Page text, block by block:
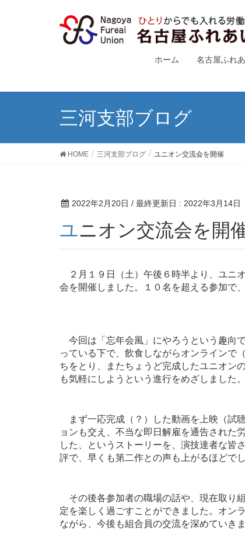
ホーム 名古屋ふれ
三河支部ブログ
HOME 三河支部ブログ ユニオン交流会を開催
2022年2月20日 / 最終更新日 : 2022年3月14日
ユニオン交流会を開
２月１９日（土）午後６時半より、ユニ
会を開催しました。１０名を超える参加で
今回は「忘年会風」にやろうという趣向
っている下で、飲食しながらオンラインで
ちをとり、またちょうど完成したユニオン
も気軽にしようという進行をめざしました。
まず一応完成（？）した動画を上映（試
ョンも交え、不当な即日解雇を通告された
した、というストーリーを、演技達者な皆
評で、早くも第二作との声も上がるほどでし
その後各参加者の職場の話や、現在取り
定を楽しく過ごすことができました。オン
ながら、今後も組合員の交流を深めていきま